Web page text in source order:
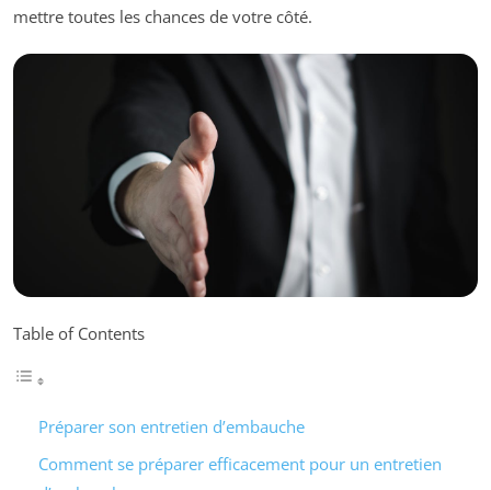
mettre toutes les chances de votre côté.
Table of Contents
Préparer son entretien d’embauche
Comment se préparer efficacement pour un entretien